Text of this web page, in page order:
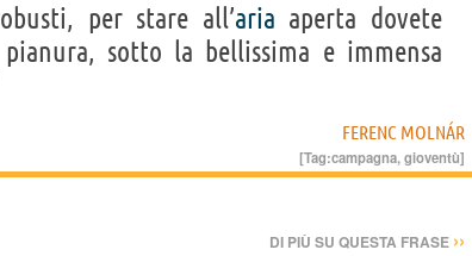
per stare all’aria aperta dovete
sotto la bellissima e immensa
FERENC MOLNÁR
[Tag:campagna,gioventù]
DI PIÙ SU QUESTA FRASE ››